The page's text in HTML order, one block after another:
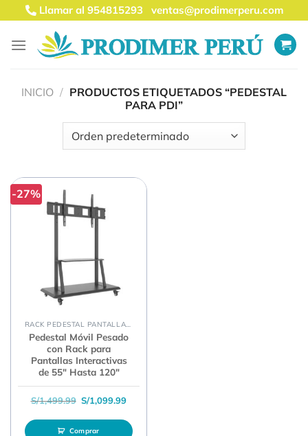
Saltar
al
contenido
Llamar al 954815293ventas@prodimerperu.com
INICIO / PRODUCTOS ETIQUETADOS “PEDESTAL
PARA PDI”
-27%
RACK PEDESTAL PANTALLAS INTERACTIVAS
Pedestal Móvil Pesado
con Rack para
Pantallas Interactivas
de 55″ Hasta 120″
S/1,499.99 El precio original era: S/1,499.99.
S/1,099.99El precio actual es: S/1,099.99.
Comprar